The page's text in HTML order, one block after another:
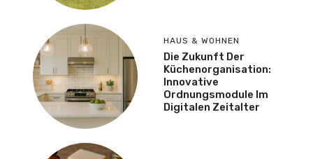
HAUS & WOHNEN
Die Zukunft Der
Küchenorganisation:
Innovative
Ordnungsmodule Im
Digitalen Zeitalter